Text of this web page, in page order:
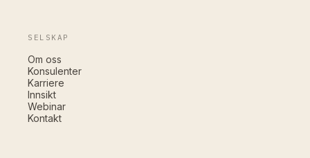
SELSKAP
Om oss
Konsulenter
Karriere
Innsikt
Webinar
Kontakt